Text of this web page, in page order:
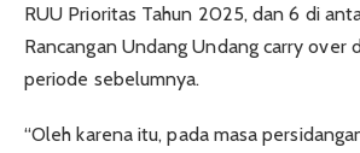
RUU Prioritas Tahun 2025, dan 6 di
Rancangan Undang Undang carry over
periode sebelumnya.
“Oleh karena itu, pada masa